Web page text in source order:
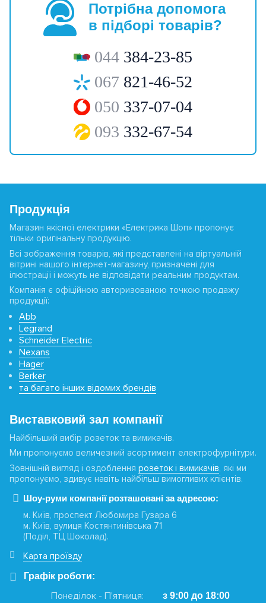
Потрібна допомога
в підборі товарів?
044 384-23-85
067 821-46-52
050 337-07-04
093 332-67-54
Продукція
Магазин якісної електрики «Електрика Шоп» пропонує
тільки оригінальну продукцію.
Всі зображення товарів, які представлені на віртуальній
вітрині нашого інтернет-магазину, призначені для
ілюстрації і можуть не відповідати реальним продуктам.
Компанія є офіційною авторизованою точкою продажу
продукції:
Abb
Legrand
Schneider Electric
Nexans
Hager
Berker
та багато інших відомих брендів
Виставковий зал компанії
Найбільший вибір розеток та вимикачів.
Ми пропонуємо величезний асортимент електрофурнітури.
Зовнішній вигляд і оздоблення розеток і вимикачів , які ми
пропонуємо, здивує навіть найбільш вимогливих клієнтів.
Шоу-руми компанії розташовані за адресою:
м. Київ, проспект Любомира Гузара 6
м. Київ, вулиця Костянтинівська 71
(Поділ, ТЦ Шоколад).
Карта проїзду
Графік роботи:
Понеділок - П'ятниця: з 9:00 до 18:00